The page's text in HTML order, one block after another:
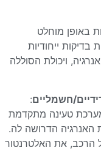
באופן מוחלט
בדיקות ייחודיות
ויכולת הסוללה
חשמליים:
מערכת טעינה מתקדמת
הדרושה לה.
הרכב, את האלטרנטור